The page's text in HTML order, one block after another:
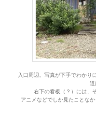
入口周辺。写真が下手でわかり
道
右下の看板（？）には、
アニメなどでしか見たことな